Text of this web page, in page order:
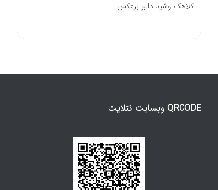
کلاهک وشید دالبر برعکس
QRCODE وبسایت نتلایت